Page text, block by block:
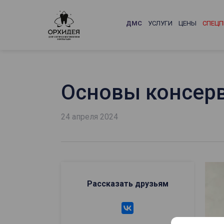
ДМС УСЛУГИ ЦЕНЫ
Основы
24 апреля 2024
Рассказать друзьям